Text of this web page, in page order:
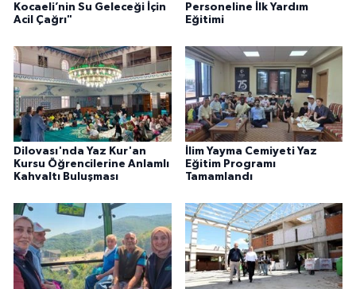
Kocaeli’nin Su Geleceği İçin
Acil Çağrı"
Personeline İlk Yardım
Eğitimi
Dilovası'nda Yaz Kur'an
Kursu Öğrencilerine Anlamlı
Kahvaltı Buluşması
İlim Yayma Cemiyeti Yaz
Eğitim Programı
Tamamlandı